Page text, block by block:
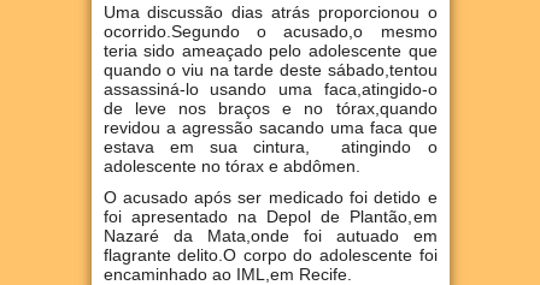
Uma discussão dias atrás proporcionou o
ocorrido.Segundo o acusado,o mesmo
teria sido ameaçado pelo adolescente que
quando o viu na tarde deste sábado,tentou
assassiná-lo usando uma faca,atingido-o
de leve nos braços e no tórax,quando
revidou a agressão sacando uma faca que
estava em sua cintura, atingindo o
adolescente no tórax e abdômen.
O acusado após ser medicado foi detido e
foi apresentado na Depol de Plantão,em
Nazaré da Mata,onde foi autuado em
flagrante delito.O corpo do adolescente foi
encaminhado ao IML,em Recife.